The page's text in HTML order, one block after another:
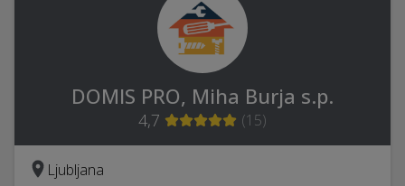
DOMIS PRO, Miha Burja s.p.
4,7 (15)
Ljubljana